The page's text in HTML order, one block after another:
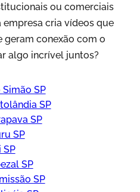
ou comerciais
empresa cria vídeos que
geram conexão com o
algo incrível juntos?
SP
SP
SP
SP
SP
SP
SP